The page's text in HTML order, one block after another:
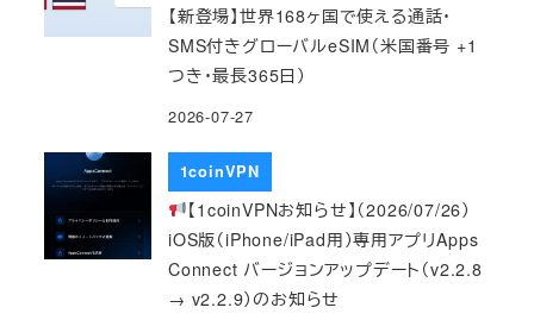
【新登場】世界168ヶ国で使える通話・
SMS付きグローバルeSIM（米国番号 +1
つき・最長365日）
2026-07-27
1coinVPN
【1coinVPNお知らせ】（2026/07/26）
iOS版（iPhone/iPad用）専用アプリApps
Connect バージョンアップデート（v2.2.8
→ v2.2.9）のお知らせ